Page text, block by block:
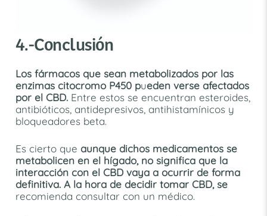
4.-Conclusión
Los fármacos que sean metabolizados por las
enzimas citocromo P450 pueden verse afectados
por el CBD. Entre estos se encuentran esteroides,
antibióticos, antidepresivos, antihistamínicos y
bloqueadores beta.
Es cierto que aunque dichos medicamentos se
metabolicen en el hígado, no significa que la
interacción con el CBD vaya a ocurrir de forma
definitiva. A la hora de decidir tomar CBD, se
recomienda consultar con un médico.